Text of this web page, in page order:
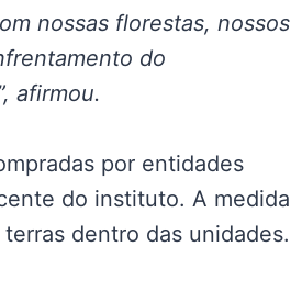
nossas florestas, nossos
do
afirmou.
por entidades
do instituto. A medida
dentro das unidades.